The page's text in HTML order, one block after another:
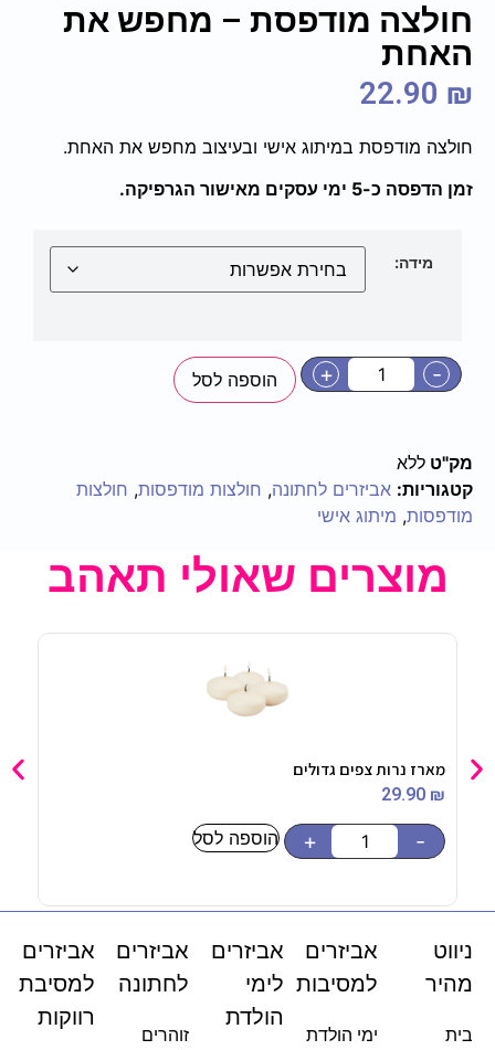
חולצה מודפסת – מחפש את
האחת
22.90 ₪
חולצה מודפסת במיתוג אישי ובעיצוב מחפש את האחת.
זמן הדפסה כ-5 ימי עסקים מאישור הגרפיקה.
מידה:
-
+ הוספה לסל
מק"ט ללא
קטגוריות: אביזרים לחתונה, חולצות מודפסות, חולצות
מודפסות, מיתוג אישי
מוצרים שאולי תאהב
מארז נרות צפים גדולים
29.90 ₪
-
+ הוספה לסל
בלון
ניווט
מהיר
בית
אביזרים
למסיבות
ימי הולדת
אביזרים
לימי
הולדת
אביזרים
לחתונה
זוהרים
אביזרים
למסיבת
רווקות